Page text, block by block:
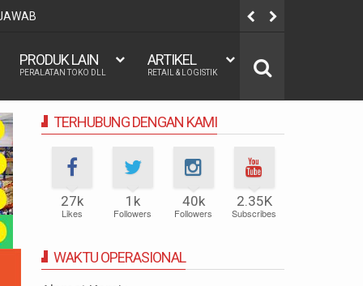
PRODUK LAIN
PERALATAN TOKO DLL
ARTIKEL
RETAIL & LOGISTIK
TERHUBUNG DENGAN KAMI
27k
Likes
1k
Followers
40k
Followers
2.35K
Subscribes
WAKTU OPERASIONAL